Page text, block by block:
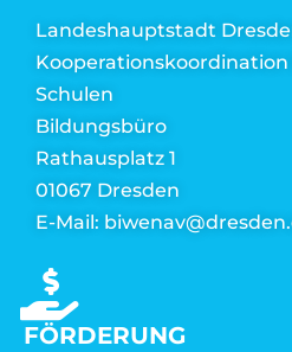
Landeshauptstadt
Schulen
Bildungsbüro
Rathausplatz 1
01067 Dresden
E-Mail:
FÖRDERUNG